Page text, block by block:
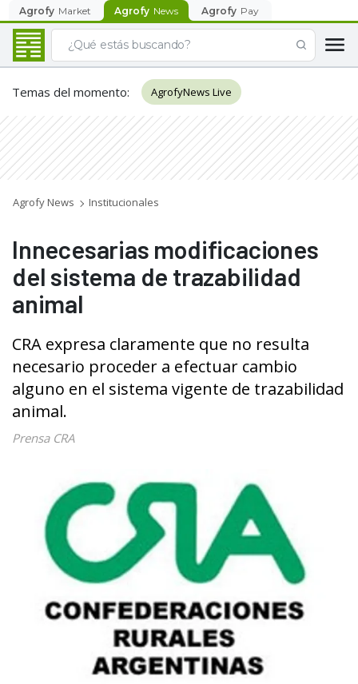
Agrofy Market Agrofy News Agrofy Pay
Temas del momento: AgrofyNews Live
Agrofy News Institucionales
Innecesarias modificaciones
del sistema de trazabilidad
animal
CRA expresa claramente que no resulta
necesario proceder a efectuar cambio
alguno en el sistema vigente de trazabilidad
animal.
Prensa CRA